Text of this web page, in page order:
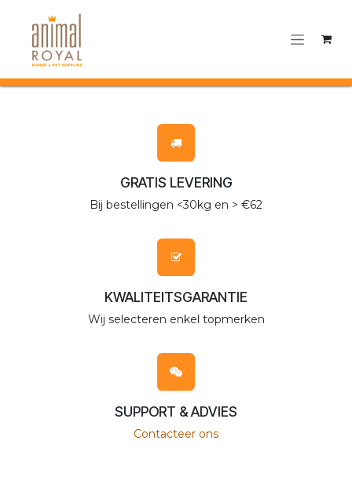
GRATIS LEVERING
Bij bestellingen <30kg en > €62
KWALITEITSGARANTIE
Wij selecteren enkel topmerken
SUPPORT & ADVIES
Contacteer ons